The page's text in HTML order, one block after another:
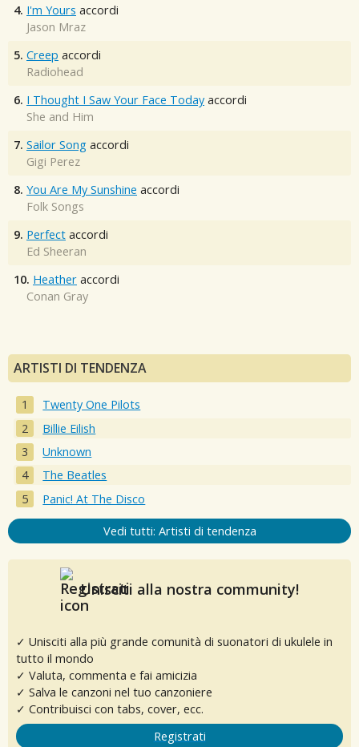
4. I'm Yours accordi
Jason Mraz
5. Creep accordi
Radiohead
6. I Thought I Saw Your Face Today accordi
She and Him
7. Sailor Song accordi
Gigi Perez
8. You Are My Sunshine accordi
Folk Songs
9. Perfect accordi
Ed Sheeran
10. Heather accordi
Conan Gray
ARTISTI DI TENDENZA
Twenty One Pilots
Billie Eilish
Unknown
The Beatles
Panic! At The Disco
Vedi tutti: Artisti di tendenza
Unisciti alla nostra community!
✓ Unisciti alla più grande comunità di suonatori di ukulele in
tutto il mondo
✓ Valuta, commenta e fai amicizia
✓ Salva le canzoni nel tuo canzoniere
✓ Contribuisci con tabs, cover, ecc.
Registrati